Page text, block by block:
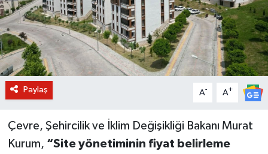
Paylaş A- A+
Çevre, Şehircilik ve İklim Değişikliği Bakanı Murat
Kurum, “Site yönetiminin fiyat belirleme
KURUMSAL